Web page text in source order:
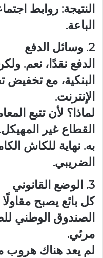
النتيجة: روابط
الباعة.
2. وسائل الدفع
الدفع نقدًا، نعم.
البنكية، مع
الإنترنت.
لماذا؟ لأن تتبع
القطاع غير
به. نهاية للكاش
الضريبي.
3. الوضع القانوني
كل بائع يصبح
الصندوق الوطني
مرئي.
لم يعد هناك هروب